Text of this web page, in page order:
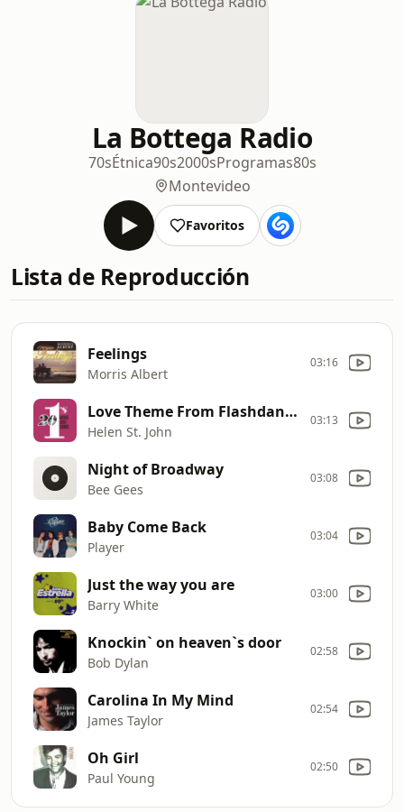
La Bottega Radio
70sÉtnica90s2000sProgramas80s
Montevideo
Favoritos
Lista de Reproducción
Feelings
Morris Albert
03:16
Love Theme From Flashdance
Helen St. John
03:13
Night of Broadway
Bee Gees
03:08
Baby Come Back
Player
03:04
Just the way you are
Barry White
03:00
Knockin` on heaven`s door
Bob Dylan
02:58
Carolina In My Mind
James Taylor
02:54
Oh Girl
Paul Young
02:50